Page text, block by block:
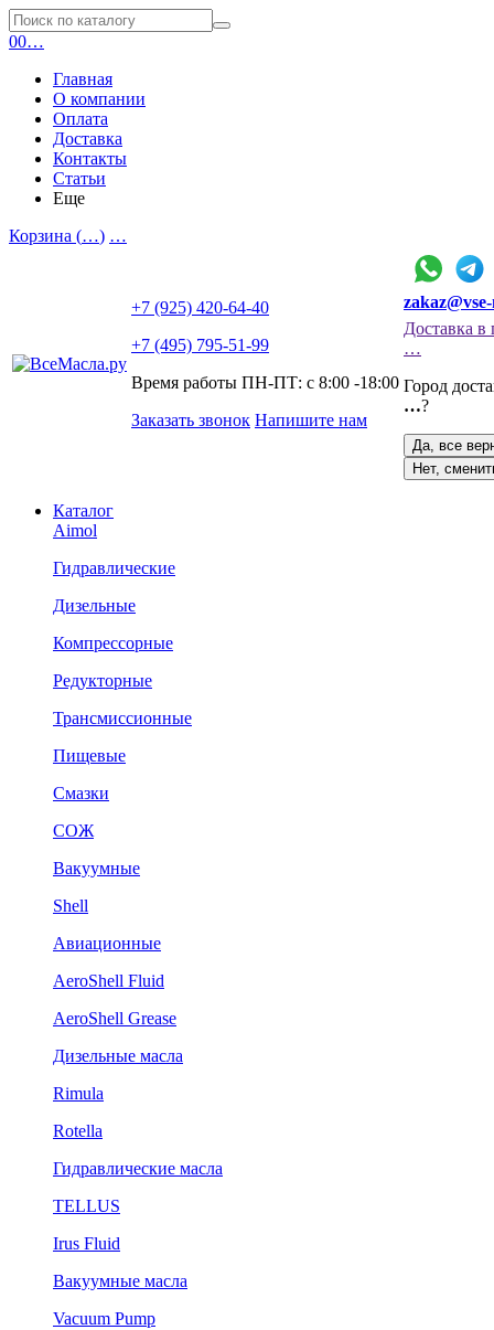
00…
Главная
О компании
Оплата
Доставка
Контакты
Статьи
Еще
Корзина (…) …
+7 (925) 420-64-40
+7 (495) 795-51-99
Время работы ПН-ПТ: с 8:00 -18:00
Заказать звонок Напишите нам
Доставка в
…
Город
…?
Да, все
Нет,
Каталог
Aimol
Гидравлические
Дизельные
Компрессорные
Редукторные
Трансмиссионные
Пищевые
Смазки
СОЖ
Вакуумные
Shell
Авиационные
AeroShell Fluid
AeroShell Grease
Дизельные масла
Rimula
Rotella
Гидравлические масла
TELLUS
Irus Fluid
Вакуумные масла
Vacuum Pump